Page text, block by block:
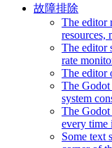
故障排除
The editor
resources,
The editor
rate
The editor
The Godot
system
The Godot
every time
Some text